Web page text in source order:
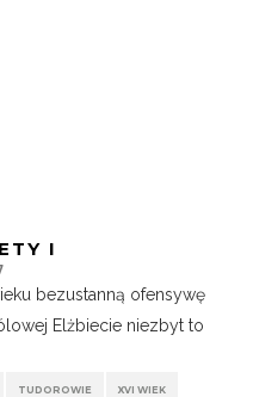
I
bezustanną ofensywę
Elżbiecie niezbyt to
TUDOROWIE XVI WIEK